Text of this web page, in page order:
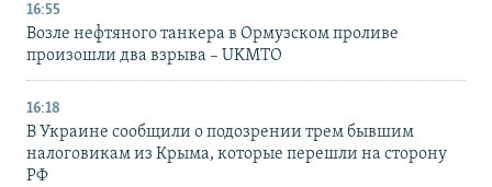
16:55
Возле нефтяного танкера в Ормузском проливе
произошли два взрыва – UKMTO
16:18
В Украине сообщили о подозрении трем бывшим
налоговикам из Крыма, которые перешли на сторону
РФ